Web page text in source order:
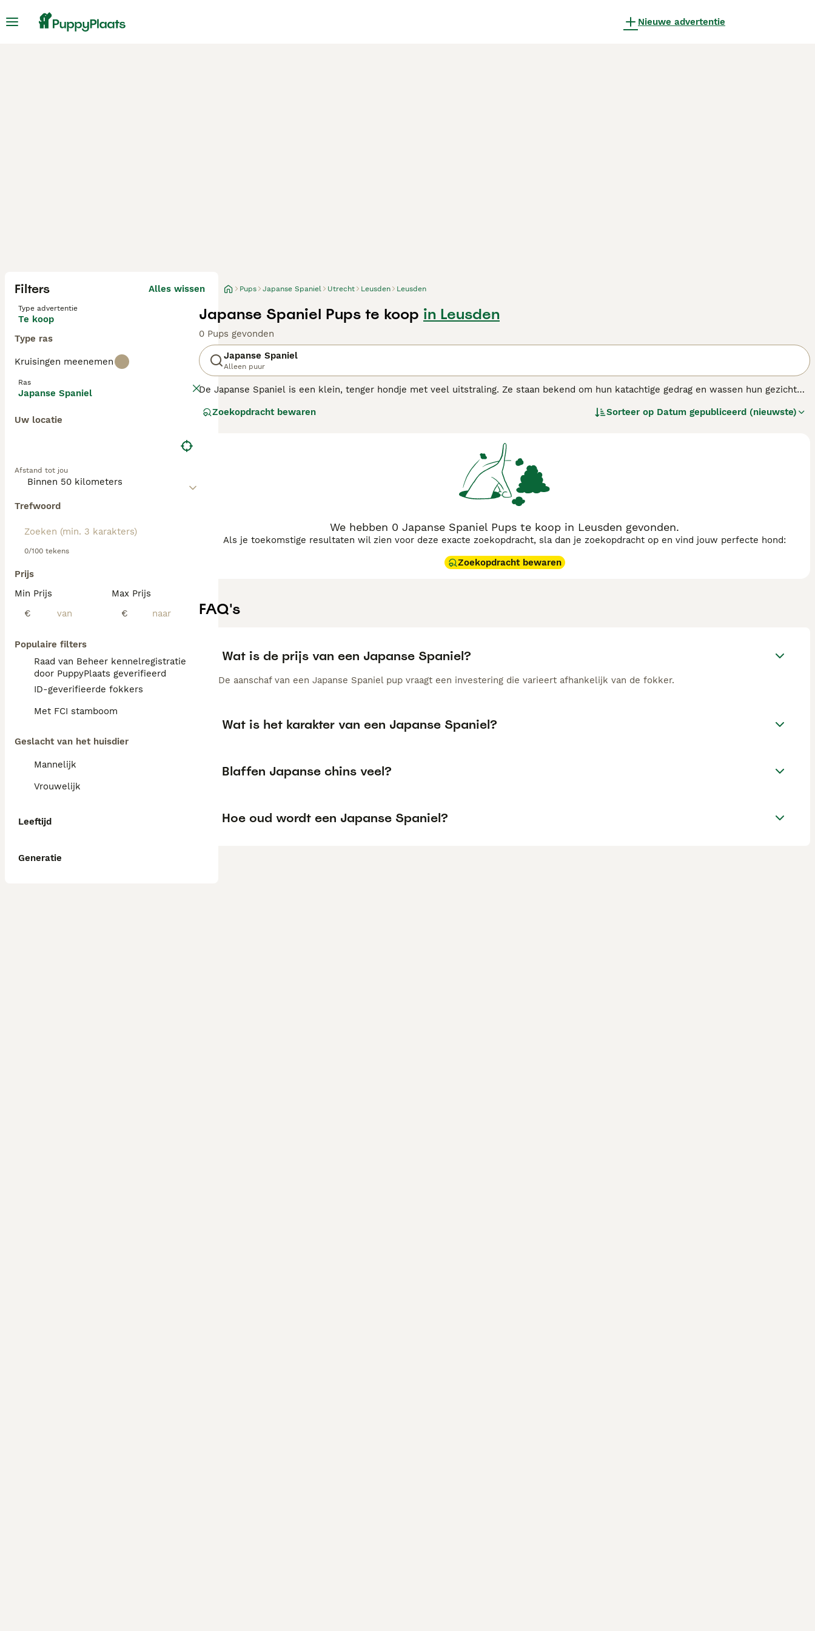
Nieuwe advertentie
Filters Alles wissen
Type advertentie
Te koop
Type ras
Kruisingen meenemen
Ras
Japanse Spaniel
Uw locatie
Afstand tot jou
Trefwoord
0/100 tekens
Prijs
Min Prijs
€
Max Prijs
€
Populaire filters
Raad van Beheer kennelregistratie
door PuppyPlaats geverifieerd
ID-geverifieerde fokkers
Met FCI stamboom
Geslacht van het huisdier
Mannelijk
Vrouwelijk
Leeftijd
Generatie
Pups Japanse Spaniel Utrecht Leusden Leusden
Japanse Spaniel Pups te koop in Leusden
0 Pups gevonden
Japanse Spaniel
Alleen puur
De Japanse Spaniel is een klein, tenger hondje met veel uitstraling. Ze staan bekend om hun katachtige gedrag en wassen hun gezicht
erg makkelijk laat opvoeden. Doordat de hond genoegen neemt met korte dagelijkse wandelingen is het een geschikte gezelschapshond.
Zoekopdracht bewaren Sorteer op Datum gepubliceerd (nieuwste)
We hebben 0 Japanse Spaniel Pups te koop in Leusden gevonden.
Als je toekomstige resultaten wil zien voor deze exacte zoekopdracht, sla dan je zoekopdracht op en vind jouw perfecte hond:
Zoekopdracht bewaren
FAQ's
Wat is de prijs van een Japanse Spaniel?
De aanschaf van een Japanse Spaniel pup vraagt een investering die varieert afhankelijk van de fokker.
Wat is het karakter van een Japanse Spaniel?
Blaffen Japanse chins veel?
Hoe oud wordt een Japanse Spaniel?